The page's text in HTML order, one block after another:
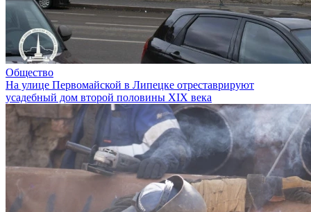
Общество
На улице Первомайской в Липецке отреставрируют
усадебный дом второй половины XIX века